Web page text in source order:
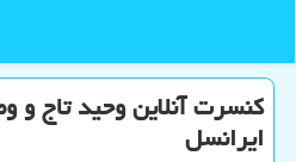
كنسرت آنلاین وحید تاج و
ایرانسل